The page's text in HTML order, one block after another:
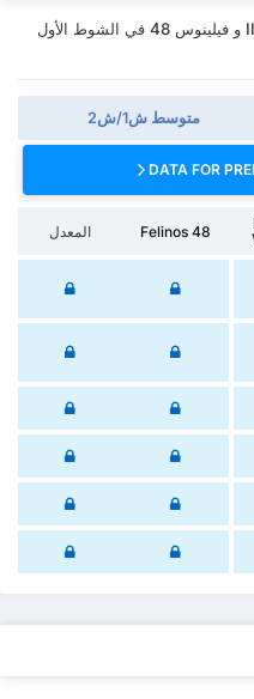
إحصائيات البطاقات لـ ديبورتيفا فينادوس II و فيلينوس 48 في الشوط الأول
متوسط ش1/ش2
DATA FOR
Felinos 48 المعدل